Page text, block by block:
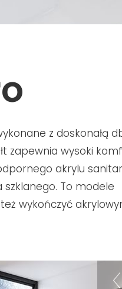
z doskonałą
zapewnia wysoki
akrylu
szklanego. To modele
wykończyć